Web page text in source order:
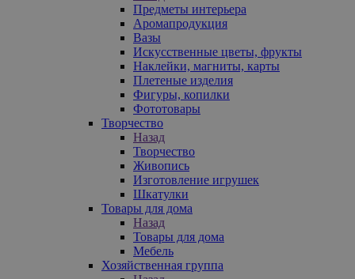
Предметы интерьера
Аромапродукция
Вазы
Искусственные цветы, фрукты
Наклейки, магниты, карты
Плетеные изделия
Фигуры, копилки
Фототовары
Творчество
Назад
Творчество
Живопись
Изготовление игрушек
Шкатулки
Товары для дома
Назад
Товары для дома
Мебель
Хозяйственная группа